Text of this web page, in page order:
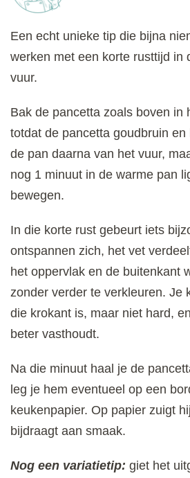
Een echt unieke tip die bijna
werken met een korte rusttijd in
vuur.
Bak de pancetta zoals boven in
totdat de pancetta goudbruin
de pan daarna van het vuur,
nog 1 minuut in de warme pan
bewegen.
In die korte rust gebeurt iets
ontspannen zich, het vet
het oppervlak en de buitenkant
zonder verder te verkleuren. Je
die krokant is, maar niet hard,
beter vasthoudt.
Na die minuut haal je de
leg je hem eventueel op een
keukenpapier. Op papier zuigt
bijdraagt aan smaak.
Nog een variatietip: giet het